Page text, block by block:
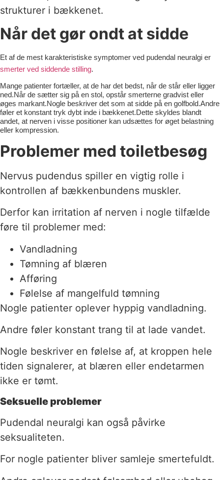
strukturer i bækkenet.
Når det gør ondt at sidde
Et af de mest karakteristiske symptomer ved pudendal neuralgi er
smerter ved siddende stilling.
Mange patienter fortæller, at de har det bedst, når de står eller ligger
ned.Når de sætter sig på en stol, opstår smerterne gradvist eller
øges markant.Nogle beskriver det som at sidde på en golfbold.Andre
føler et konstant tryk dybt inde i bækkenet.Dette skyldes blandt
andet, at nerven i visse positioner kan udsættes for øget belastning
eller kompression.
Problemer med toiletbesøg
Nervus pudendus spiller en vigtig rolle i
kontrollen af bækkenbundens muskler.
Derfor kan irritation af nerven i nogle tilfælde
føre til problemer med:
Vandladning
Tømning af blæren
Afføring
Følelse af mangelfuld tømning
Nogle patienter oplever hyppig vandladning.
Andre føler konstant trang til at lade vandet.
Nogle beskriver en følelse af, at kroppen hele
tiden signalerer, at blæren eller endetarmen
ikke er tømt.
Seksuelle problemer
Pudendal neuralgi kan også påvirke
seksualiteten.
For nogle patienter bliver samleje smertefuldt.